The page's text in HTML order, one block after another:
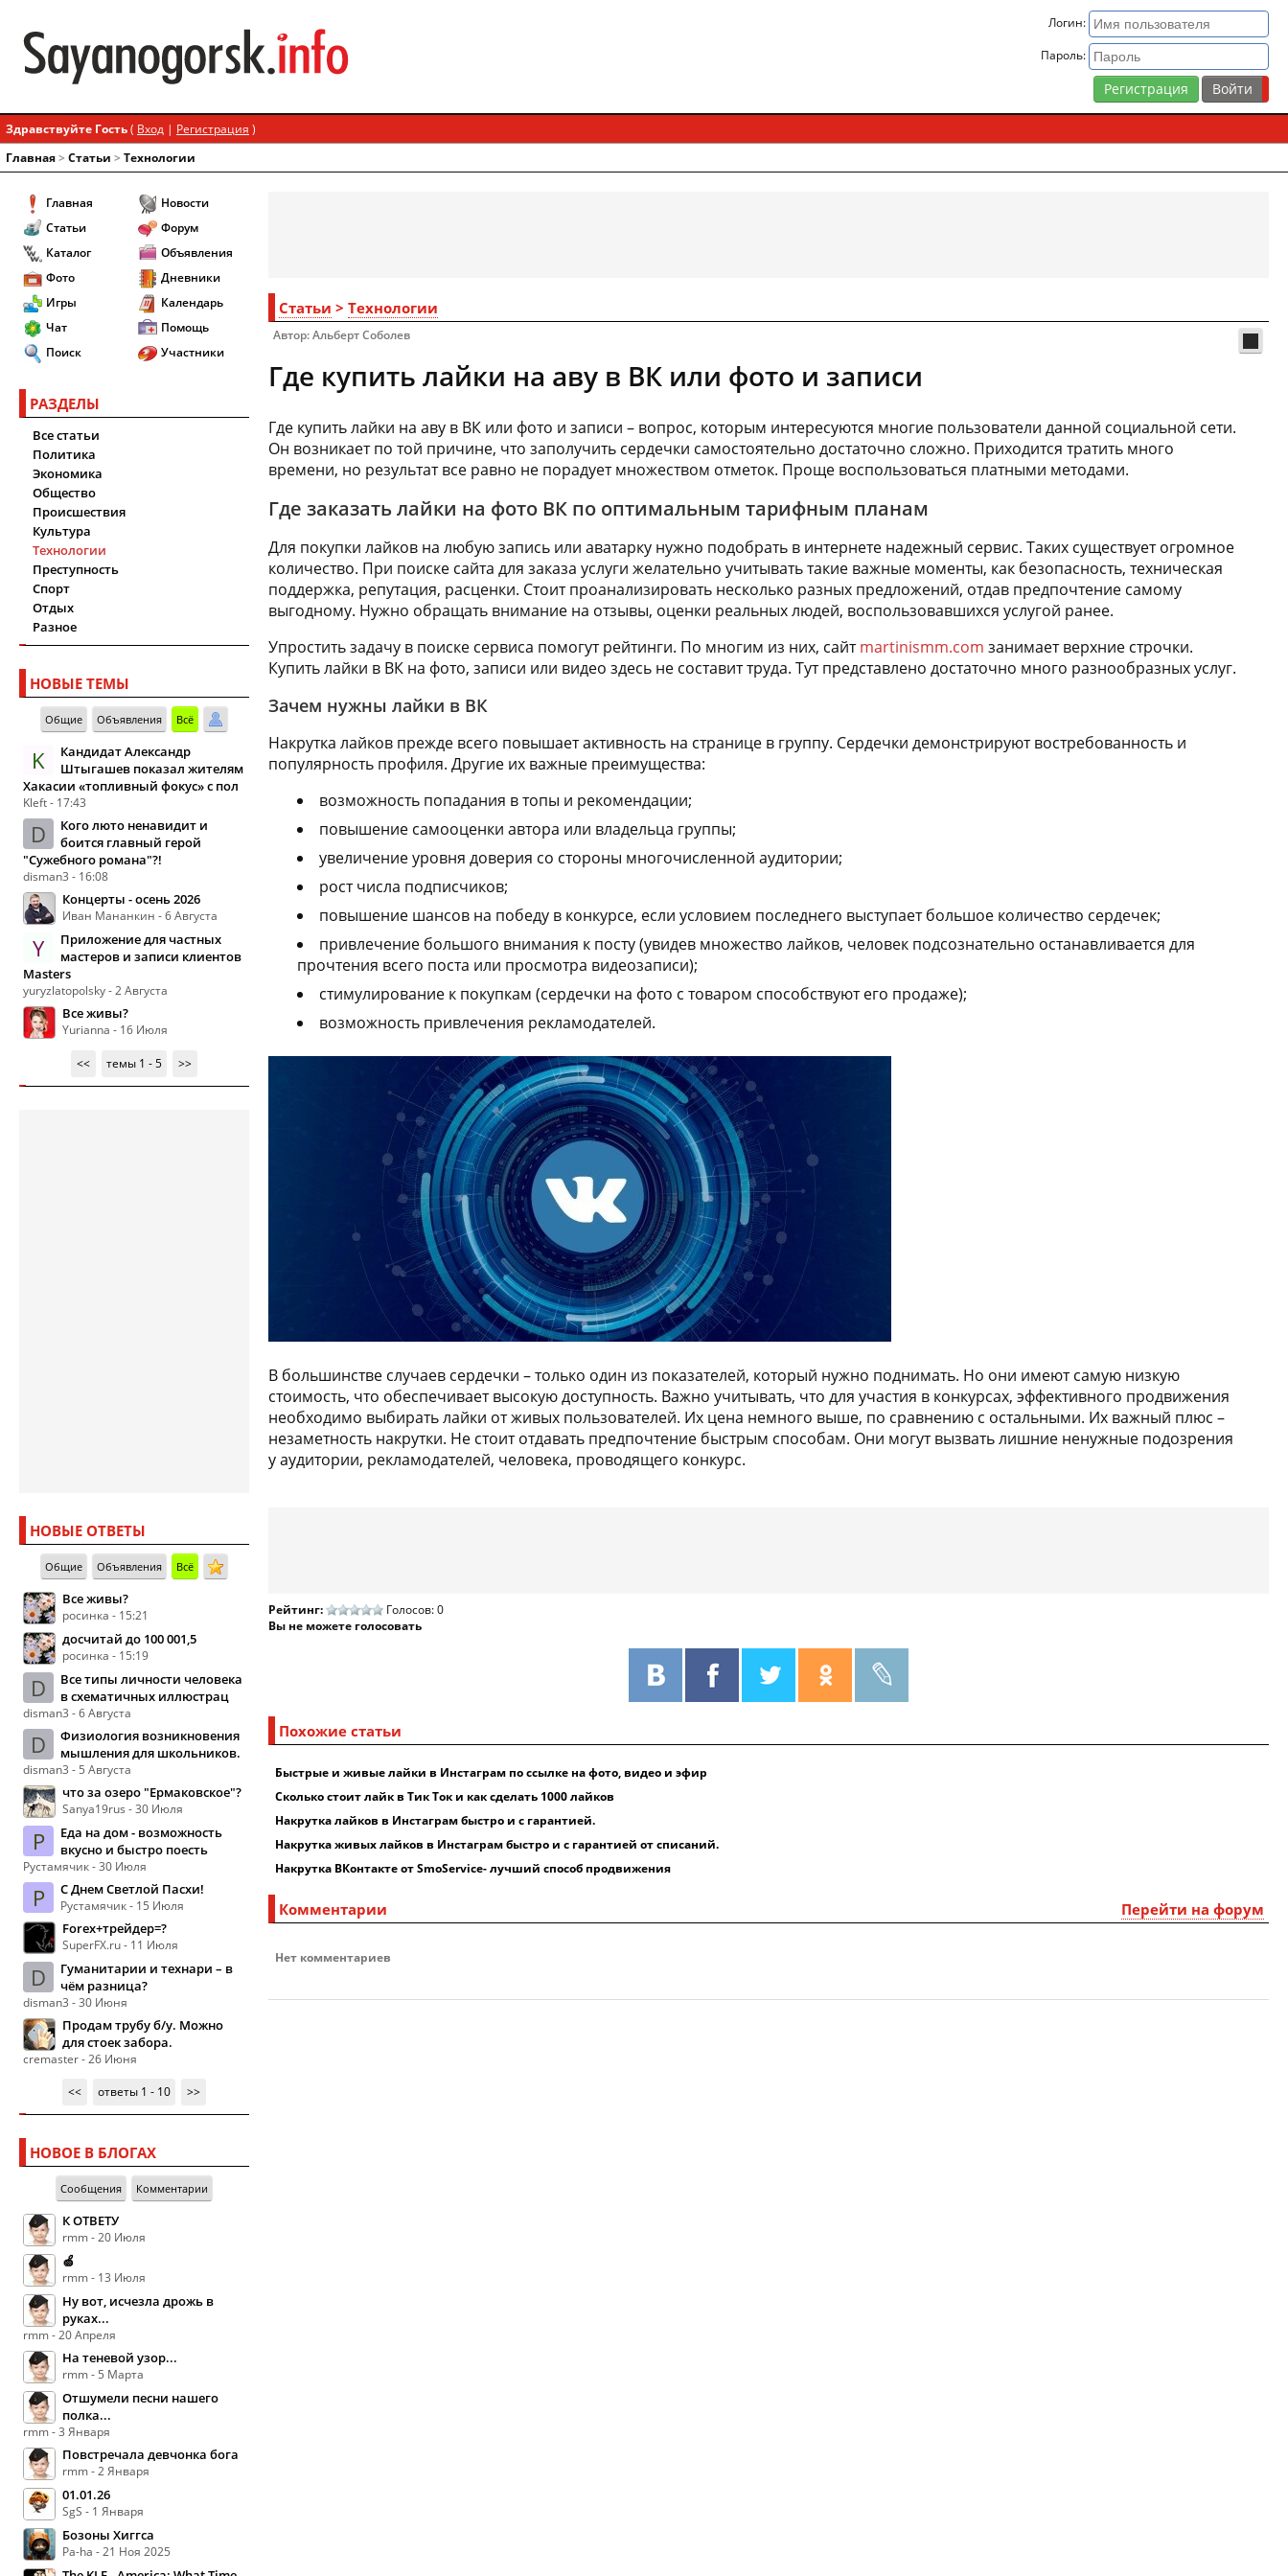
Логин:
Пароль:
Регистрация
Здравствуйте Гость( Вход | Регистрация )
Главная> Статьи > Технологии
Главная
Статьи
Каталог
Фото
Игры
Чат
Поиск
Новости
Форум
Объявления
Дневники
Календарь
Помощь
Участники
РАЗДЕЛЫ
Все статьи
Политика
Экономика
Общество
Происшествия
Культура
Технологии
Преступность
Спорт
Отдых
Разное
НОВЫЕ ТЕМЫ
Общие Объявления Всё
K
Кандидат Александр
Штыгашев показал жителям
Хакасии «топливный фокус» с пол
Kleft - 17:43
D
Кого люто ненавидит и
боится главный герой
"Сужебного романа"?!
disman3 - 16:08
Концерты - осень 2026
Иван Мананкин - 6 Августа
Y
Приложение для частных
мастеров и записи клиентов
Masters
yuryzlatopolsky - 2 Августа
Все живы?
Yurianna - 16 Июля
<< темы 1 - 5 >>
НОВЫЕ ОТВЕТЫ
Общие Объявления Всё
Все живы?
росинка - 15:21
досчитай до 100 001,5
росинка - 15:19
D
Все типы личности человека
в схематичных иллюстрац
disman3 - 6 Августа
D
Физиология возникновения
мышления для школьников.
disman3 - 5 Августа
что за озеро "Ермаковское"?
Sanya19rus - 30 Июля
Р
Еда на дом - возможность
вкусно и быстро поесть
Рустамячик - 30 Июля
Р С Днем Светлой Пасхи!
Рустамячик - 15 Июля
Forex+трейдер=?
SuperFX.ru - 11 Июля
D
Гуманитарии и технари – в
чём разница?
disman3 - 30 Июня
Продам трубу б/у. Можно
для стоек забора.
cremaster - 26 Июня
<<
ответы 1 - 10 >>
НОВОЕ В БЛОГАХ
Сообщения Комментарии
К ОТВЕТУ
rmm - 20 Июля
🍏
rmm - 13 Июля
Ну вот, исчезла дрожь в
руках...
rmm - 20 Апреля
На теневой узор...
rmm - 5 Марта
Отшумели песни нашего
полка...
rmm - 3 Января
Повстречала девчонка бога
rmm - 2 Января
01.01.26
SgS - 1 Января
Бозоны Хиггса
Pa-ha - 21 Ноя 2025
Статьи > Технологии
Автор: Альберт Соболев
Где купить лайки на аву в ВК или фото и записи
Где купить лайки на аву в ВК или фото и записи – вопрос, которым интересуются многие пользователи данной социальной сети.
Он возникает по той причине, что заполучить сердечки самостоятельно достаточно сложно. Приходится тратить много
времени, но результат все равно не порадует множеством отметок. Проще воспользоваться платными методами.
Где заказать лайки на фото ВК по оптимальным тарифным планам
Для покупки лайков на любую запись или аватарку нужно подобрать в интернете надежный сервис. Таких существует огромное
количество. При поиске сайта для заказа услуги желательно учитывать такие важные моменты, как безопасность, техническая
поддержка, репутация, расценки. Стоит проанализировать несколько разных предложений, отдав предпочтение самому
выгодному. Нужно обращать внимание на отзывы, оценки реальных людей, воспользовавшихся услугой ранее.
Упростить задачу в поиске сервиса помогут рейтинги. По многим из них, сайтmartinismm.com занимает верхние строчки.
Купить лайки в ВК на фото, записи или видео здесь не составит труда. Тут представлено достаточно много разнообразных услуг.
Зачем нужны лайки в ВК
Накрутка лайков прежде всего повышает активность на странице в группу. Сердечки демонстрируют востребованность и
популярность профиля. Другие их важные преимущества:
возможность попадания в топы и рекомендации;
повышение самооценки автора или владельца группы;
увеличение уровня доверия со стороны многочисленной аудитории;
рост числа подписчиков;
повышение шансов на победу в конкурсе, если условием последнего выступает большое количество сердечек;
привлечение большого внимания к посту (увидев множество лайков, человек подсознательно останавливается для
прочтения всего поста или просмотра видеозаписи);
стимулирование к покупкам (сердечки на фото с товаром способствуют его продаже);
возможность привлечения рекламодателей.
В большинстве случаев сердечки – только один из показателей, который нужно поднимать. Но они имеют самую низкую
стоимость, что обеспечивает высокую доступность. Важно учитывать, что для участия в конкурсах, эффективного продвижения
необходимо выбирать лайки от живых пользователей. Их цена немного выше, по сравнению с остальными. Их важный плюс –
незаметность накрутки. Не стоит отдавать предпочтение быстрым способам. Они могут вызвать лишние ненужные подозрения
у аудитории, рекламодателей, человека, проводящего конкурс.
Рейтинг:
Голосов: 0
Вы не можете голосовать
Похожие статьи
Быстрые и живые лайки в Инстаграм по ссылке на фото, видео и эфир
Сколько стоит лайк в Тик Ток и как сделать 1000 лайков
Накрутка лайков в Инстаграм быстро и с гарантией.
Накрутка живых лайков в Инстаграм быстро и с гарантией от списаний.
Накрутка ВКонтакте от SmoService- лучший способ продвижения
Перейти на форум
Комментарии
Нет комментариев